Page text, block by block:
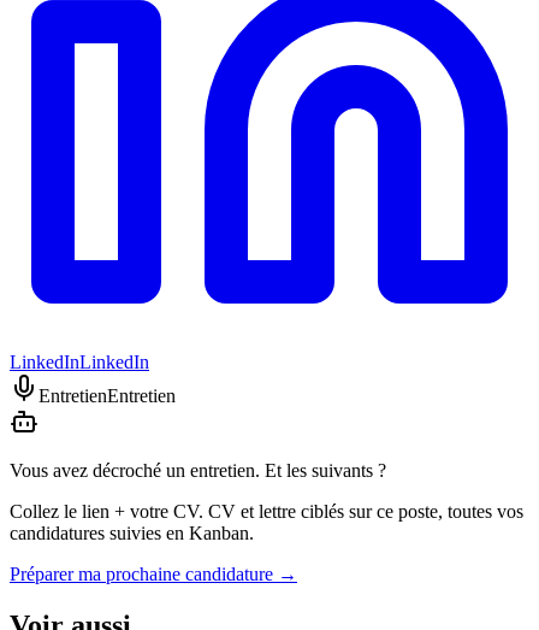
LinkedInLinkedIn
EntretienEntretien
Vous avez décroché un entretien. Et les suivants ?
Collez le lien + votre CV. CV et lettre ciblés sur ce poste, toutes vos
candidatures suivies en Kanban.
Préparer ma prochaine candidature →